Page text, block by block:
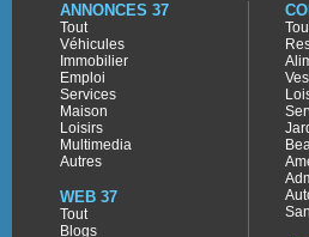
ANNONCES 37
Tout
Véhicules
Immobilier
Emploi
Services
Maison
Loisirs
Multimedia
Autres
WEB 37
Tout
Blogs